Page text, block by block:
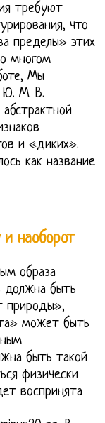
требуют
что
пределы» этих
многом
Мы
Ю. М. В.
и «диких».
как название
наоборот
образа
должна быть
природы»,
может быть
быть такой
физически
воспринята